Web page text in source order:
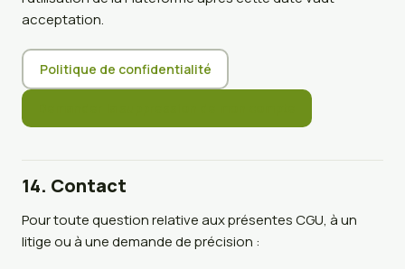
acceptation.
Politique de confidentialité
14. Contact
Pour toute question relative aux présentes CGU, à un
litige ou à une demande de précision :